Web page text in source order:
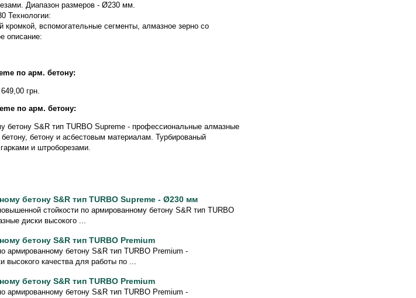
Диапазон размеров - Ø230 мм.
Технологии:
кромкой, вспомогательные сегменты, алмазное зерно со
описание:
по арм. бетону:
грн.
по арм. бетону:
бетону S&R тип TURBO Supreme - профессиональные алмазные
бетону и асбестовым материалам. Турбированый
и штроборезами.
бетону S&R тип TURBO Supreme - Ø230 мм
стойкости по армированному бетону S&R тип TURBO
диски высокого ...
бетону S&R тип TURBO Premium
армированному бетону S&R тип TURBO Premium -
качества для работы по ...
бетону S&R тип TURBO Premium
армированному бетону S&R тип TURBO Premium -